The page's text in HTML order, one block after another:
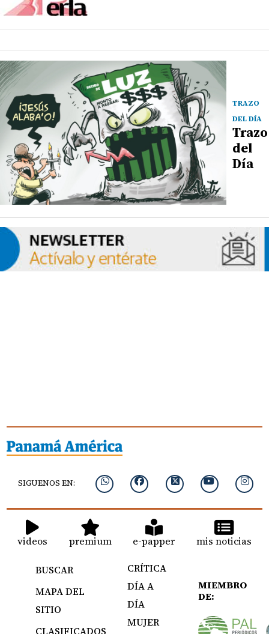
TRAZO
DEL DÍA
Trazo
del
Día
SIGUENOS EN:
videos premium e-papper mis noticias
BUSCAR
MAPA DEL
SITIO
CLASIFICADOS
CRÍTICA
DÍA A
DÍA
MUJER
MIEMBRO
DE: